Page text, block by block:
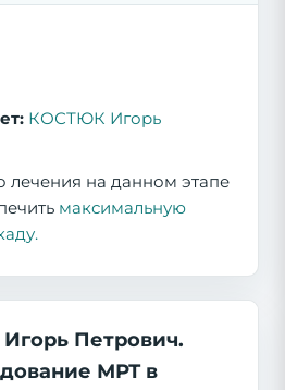
КОСТЮК Игорь
лечения на данном этапе
максимальную
Петрович.
МРТ в